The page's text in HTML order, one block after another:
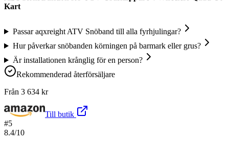
Kart
Passar aqxreight ATV Snöband till alla fyrhjulingar?
Hur påverkar snöbanden körningen på barmark eller grus?
Är installationen krånglig för en person?
Rekommenderad återförsäljare
Från 3 634 kr
Till butik
#5
8.4/10